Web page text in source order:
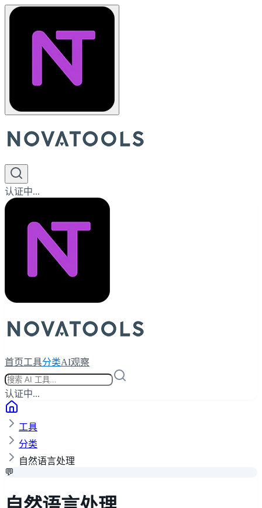
认证中...
首页工具分类AI观察
认证中...
工具
分类
自然语言处理
💬